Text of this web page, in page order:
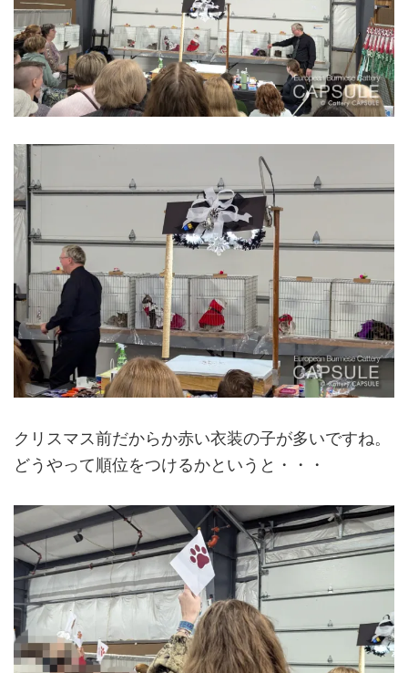
クリスマス前だからか赤い衣装の子が多いですね。
どうやって順位をつけるかというと・・・